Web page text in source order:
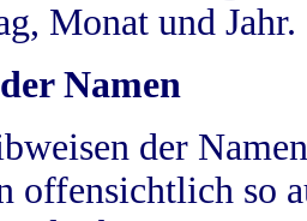
Monat und Jahr.
Namen
der
offensichtlich so